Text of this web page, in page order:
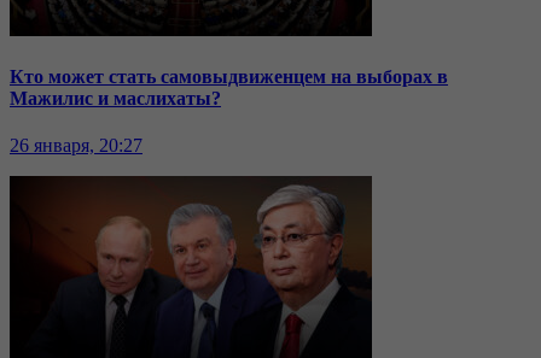
Кто может стать самовыдвиженцем на выборах в
Мажилис и маслихаты?
26 января, 20:27